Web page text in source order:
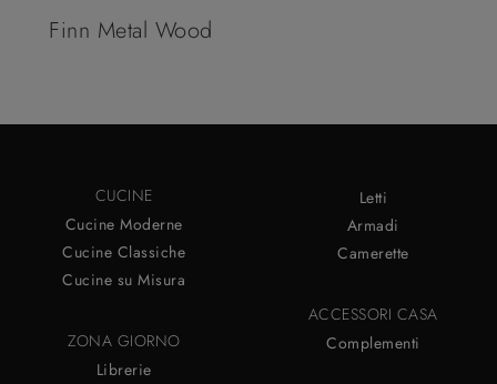
Finn Metal Wood
CUCINE
Cucine Moderne
Cucine Classiche
Cucine su Misura
ZONA GIORNO
Librerie
Letti
Armadi
Camerette
ACCESSORI CASA
Complementi